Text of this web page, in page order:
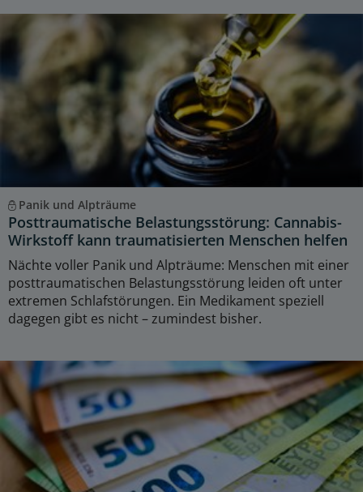
Panik und Alpträume
Posttraumatische Belastungsstörung: Cannabis-
Wirkstoff kann traumatisierten Menschen helfen
Nächte voller Panik und Alpträume: Menschen mit einer
posttraumatischen Belastungsstörung leiden oft unter
extremen Schlafstörungen. Ein Medikament speziell
dagegen gibt es nicht – zumindest bisher.